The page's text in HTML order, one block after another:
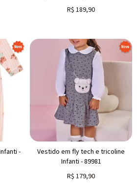
R$ 189,90
-
Vestido em fly tech e tricoline
Infanti - 89981
R$ 179,90